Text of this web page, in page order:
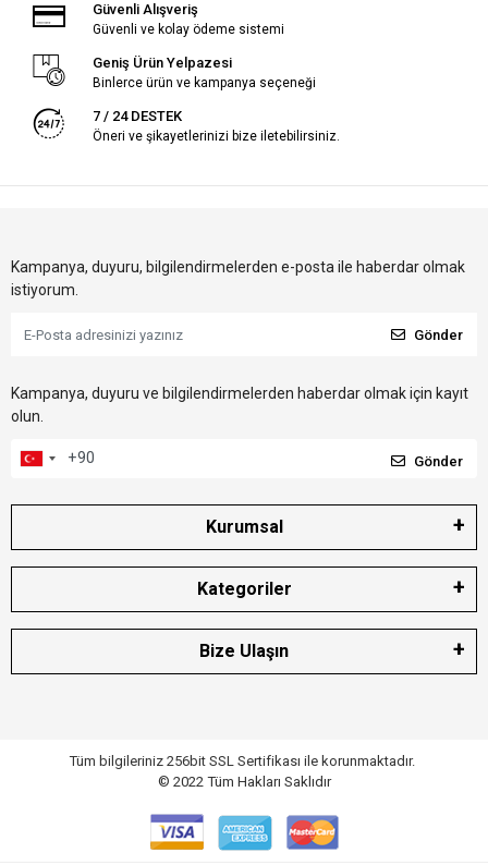
Güvenli Alışveriş
Güvenli ve kolay ödeme sistemi
Geniş Ürün Yelpazesi
Binlerce ürün ve kampanya seçeneği
7 / 24 DESTEK
Öneri ve şikayetlerinizi bize iletebilirsiniz.
Kampanya, duyuru, bilgilendirmelerden e-posta ile haberdar olmak
istiyorum.
Gönder
Kampanya, duyuru ve bilgilendirmelerden haberdar olmak için kayıt
olun.
Gönder
Kurumsal
Kategoriler
Bize Ulaşın
Tüm bilgileriniz 256bit SSL Sertifikası ile korunmaktadır.
© 2022 Tüm Hakları Saklıdır